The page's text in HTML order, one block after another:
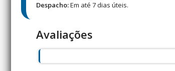
Despacho:Em até 7 dias úteis.
Avaliações